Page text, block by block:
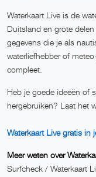
Waterkaart Live is de
Duitsland en grote
gegevens die je als
waterliefhebber of
compleet.
Heb je goede ideeën of
hergebruiken? Laat het
Waterkaart Live gratis in
Meer weten over
Surfcheck / Waterkaart